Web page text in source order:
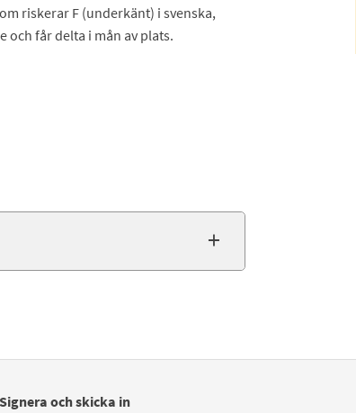
riskerar F (underkänt) i svenska,
och får delta i mån av plats.
Signera och skicka in